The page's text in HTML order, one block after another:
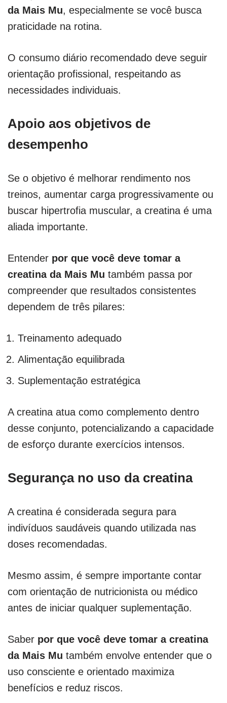
da Mais Mu, especialmente se você busca
praticidade na rotina.
O consumo diário recomendado deve seguir
orientação profissional, respeitando as
necessidades individuais.
Apoio aos objetivos de
desempenho
Se o objetivo é melhorar rendimento nos
treinos, aumentar carga progressivamente ou
buscar hipertrofia muscular, a creatina é uma
aliada importante.
Entender por que você deve tomar a
creatina da Mais Mu também passa por
compreender que resultados consistentes
dependem de três pilares:
Treinamento adequado
Alimentação equilibrada
Suplementação estratégica
A creatina atua como complemento dentro
desse conjunto, potencializando a capacidade
de esforço durante exercícios intensos.
Segurança no uso da creatina
A creatina é considerada segura para
indivíduos saudáveis quando utilizada nas
doses recomendadas.
Mesmo assim, é sempre importante contar
com orientação de nutricionista ou médico
antes de iniciar qualquer suplementação.
Saber por que você deve tomar a creatina
da Mais Mu também envolve entender que o
uso consciente e orientado maximiza
benefícios e reduz riscos.